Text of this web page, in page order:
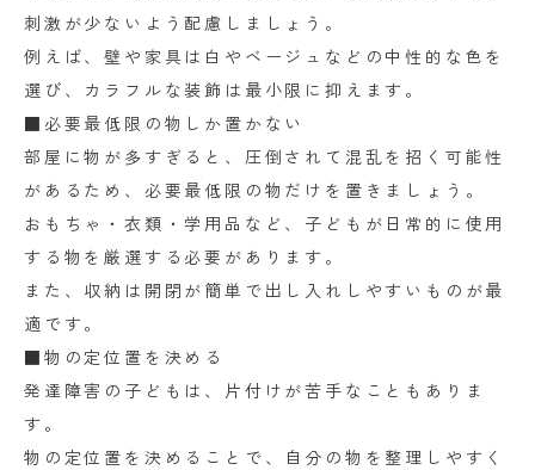
刺激が少ないよう配慮しましょう。
例えば、壁や家具は白やベージュなどの中性的な色を
選び、カラフルな装飾は最小限に抑えます。
■必要最低限の物しか置かない
部屋に物が多すぎると、圧倒されて混乱を招く可能性
があるため、必要最低限の物だけを置きましょう。
おもちゃ・衣類・学用品など、子どもが日常的に使用
する物を厳選する必要があります。
また、収納は開閉が簡単で出し入れしやすいものが最
適です。
■物の定位置を決める
発達障害の子どもは、片付けが苦手なこともありま
す。
物の定位置を決めることで、自分の物を整理しやすく